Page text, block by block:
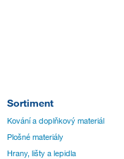
Sortiment
Kování a doplňkový materiál
Plošné materiály
Hrany, lišty a lepidla